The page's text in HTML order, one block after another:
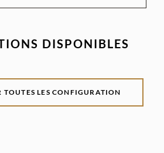
DISPONIBLES
TOUTES LES CONFIGURATION